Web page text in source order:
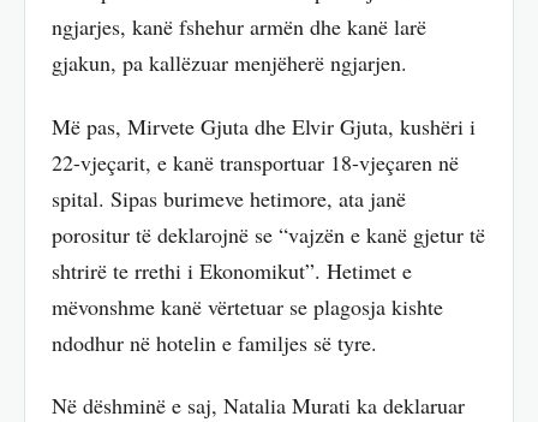
ngjarjes, kanë fshehur armën dhe kanë larë
gjakun, pa kallëzuar menjëherë ngjarjen.
Më pas, Mirvete Gjuta dhe Elvir Gjuta, kushëri i
22-vjeçarit, e kanë transportuar 18-vjeçaren në
spital. Sipas burimeve hetimore, ata janë
porositur të deklarojnë se “vajzën e kanë gjetur të
shtrirë te rrethi i Ekonomikut”. Hetimet e
mëvonshme kanë vërtetuar se plagosja kishte
ndodhur në hotelin e familjes së tyre.
Në dëshminë e saj, Natalia Murati ka deklaruar